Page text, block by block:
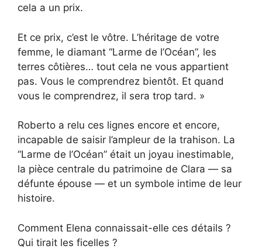
cela a un prix.
Et ce prix, c’est le vôtre. L’héritage de votre
femme, le diamant “Larme de l’Océan”, les
terres côtières… tout cela ne vous appartient
pas. Vous le comprendrez bientôt. Et quand
vous le comprendrez, il sera trop tard. »
Roberto a relu ces lignes encore et encore,
incapable de saisir l’ampleur de la trahison. La
“Larme de l’Océan” était un joyau inestimable,
la pièce centrale du patrimoine de Clara — sa
défunte épouse — et un symbole intime de leur
histoire.
Comment Elena connaissait-elle ces détails ?
Qui tirait les ficelles ?